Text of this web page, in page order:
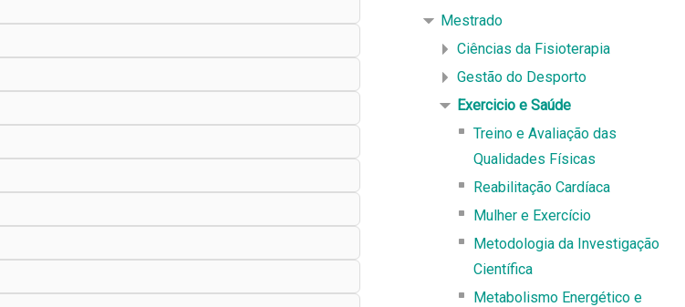
Mestrado
Ciências da Fisioterapia
Gestão do Desporto
Exercicio e Saúde
Treino e Avaliação das
Qualidades Físicas
Reabilitação Cardíaca
Mulher e Exercício
Metodologia da Investigação
Científica
Metabolismo Energético e